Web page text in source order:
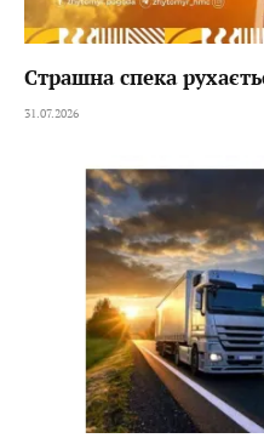
Страшна спека
31.07.2026